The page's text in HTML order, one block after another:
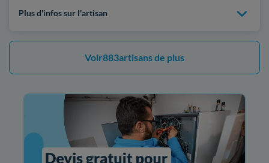
Plus d'infos sur l'artisan
Voir883artisans de plus